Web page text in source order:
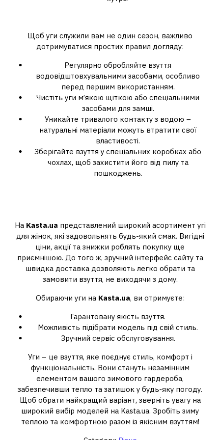
Щоб уги служили вам не один сезон, важливо
дотримуватися простих правил догляду:
Регулярно обробляйте взуття
водовідштовхувальними засобами, особливо
перед першим використанням.
Чистіть уги м’якою щіткою або спеціальними
засобами для замші.
Уникайте тривалого контакту з водою –
натуральні матеріали можуть втратити свої
властивості.
Зберігайте взуття у спеціальних коробках або
чохлах, щоб захистити його від пилу та
пошкоджень.
На Kasta.ua представлений широкий асортимент угі
для жінок, які задовольнять будь-який смак. Вигідні
ціни, акції та знижки роблять покупку ще
приємнішою. До того ж, зручний інтерфейс сайту та
швидка доставка дозволяють легко обрати та
замовити взуття, не виходячи з дому.
Обираючи уги на Kasta.ua, ви отримуєте:
Гарантовану якість взуття.
Можливість підібрати модель під свій стиль.
Зручний сервіс обслуговування.
Уги – це взуття, яке поєднує стиль, комфорт і
функціональність. Вони стануть незамінним
елементом вашого зимового гардероба,
забезпечивши тепло та затишок у будь-яку погоду.
Щоб обрати найкращий варіант, зверніть увагу на
широкий вибір моделей на Kasta.ua. Зробіть зиму
теплою та комфортною разом із якісним взуттям!